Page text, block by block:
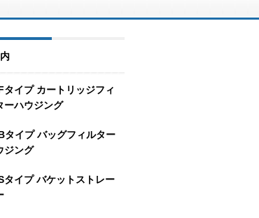
タイプ カートリッジフィ
ーハウジング
タイプ バッグフィルター
ジング
タイプ バケットストレー